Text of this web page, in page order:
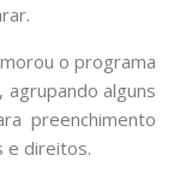
o programa
alguns
preenchimento
e direitos.